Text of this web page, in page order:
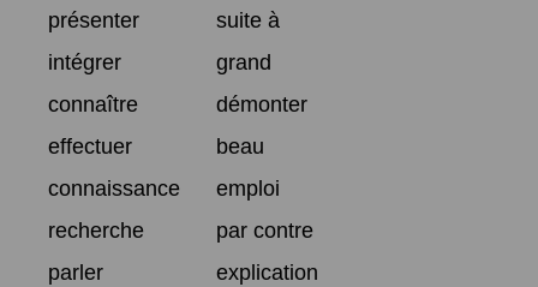
présenter
suite à
intégrer
grand
connaître
démonter
effectuer
beau
connaissance
emploi
recherche
par contre
parler
explication